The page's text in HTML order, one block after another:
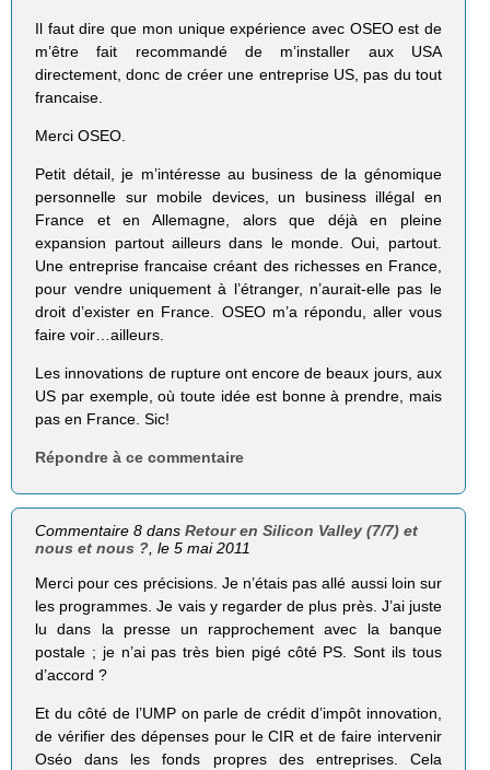
Il faut dire que mon unique expérience avec OSEO est de
m’être fait recommandé de m’installer aux USA
directement, donc de créer une entreprise US, pas du tout
francaise.
Merci OSEO.
Petit détail, je m’intéresse au business de la génomique
personnelle sur mobile devices, un business illégal en
France et en Allemagne, alors que déjà en pleine
expansion partout ailleurs dans le monde. Oui, partout.
Une entreprise francaise créant des richesses en France,
pour vendre uniquement à l’étranger, n’aurait-elle pas le
droit d’exister en France. OSEO m’a répondu, aller vous
faire voir…ailleurs.
Les innovations de rupture ont encore de beaux jours, aux
US par exemple, où toute idée est bonne à prendre, mais
pas en France. Sic!
Répondre à ce commentaire
Commentaire 8 dansRetour en Silicon Valley (7/7) et
nous et nous ? , le 5 mai 2011
Merci pour ces précisions. Je n’étais pas allé aussi loin sur
les programmes. Je vais y regarder de plus près. J’ai juste
lu dans la presse un rapprochement avec la banque
postale ; je n’ai pas très bien pigé côté PS. Sont ils tous
d’accord ?
Et du côté de l’UMP on parle de crédit d’impôt innovation,
de vérifier des dépenses pour le CIR et de faire intervenir
Oséo dans les fonds propres des entreprises. Cela